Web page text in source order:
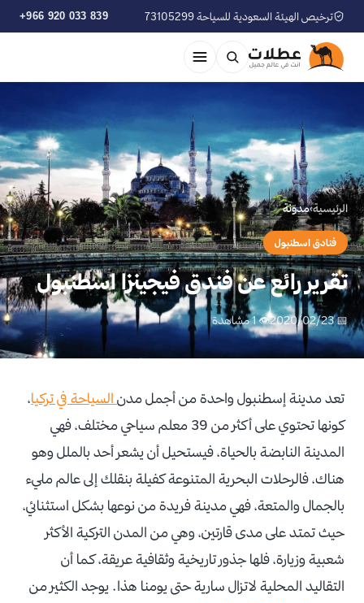
ترخيص الهيئة السعودية للسياحة 73105299 +966 920 033 839
الرئيسية›مدوّنة
فنادق اسطنبول
تقرير رائع عن فندق فيجينزا اسطنبول
📅 2020/02/23 👁 1 مشاهدة
تعد مدينة إسطنبول واحدة من أجمل مدن السياحة في تركيا،
كونها تحتوي على أكثر من 39 معلم سياحي مختلف، فهي
المدينة النابضة بالحياة، فيستحيل أن يشعر أحد بالملل وهو
هناك، فالرحلات البحرية المتنوعة كفيلة بنقلك إلى عالم مليء
بالجمال والمتعة، فهي مدينة فريدة من نوعها بشكل استثنائي،
حيث تمتد على مدى قارتين، وهي من المدن التركية الأكثر
شعبية وزيارة، فلها جذور تاريخية وثقافية عريقة، كما أن
التقاليد المحلية لاتزال سارية حتى يومنا هذا. يوجد الكثير من